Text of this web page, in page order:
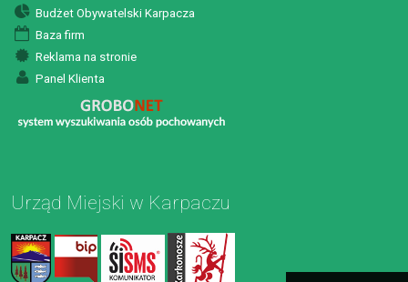
Budżet Obywatelski Karpacza
Baza firm
Reklama na stronie
Panel Klienta
Urząd Miejski w Karpaczu